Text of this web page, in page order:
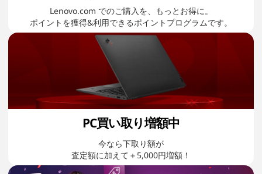
Lenovo.com でのご購入を、もっとお得に。
ポイントを獲得&利用できるポイントプログラムです。
PC買い取り増額中
今なら下取り額が
査定額に加えて＋5,000円増額！